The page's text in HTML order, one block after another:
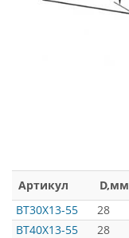
Артикул D,мм
BT30X13-55
28
BT40X13-55
28